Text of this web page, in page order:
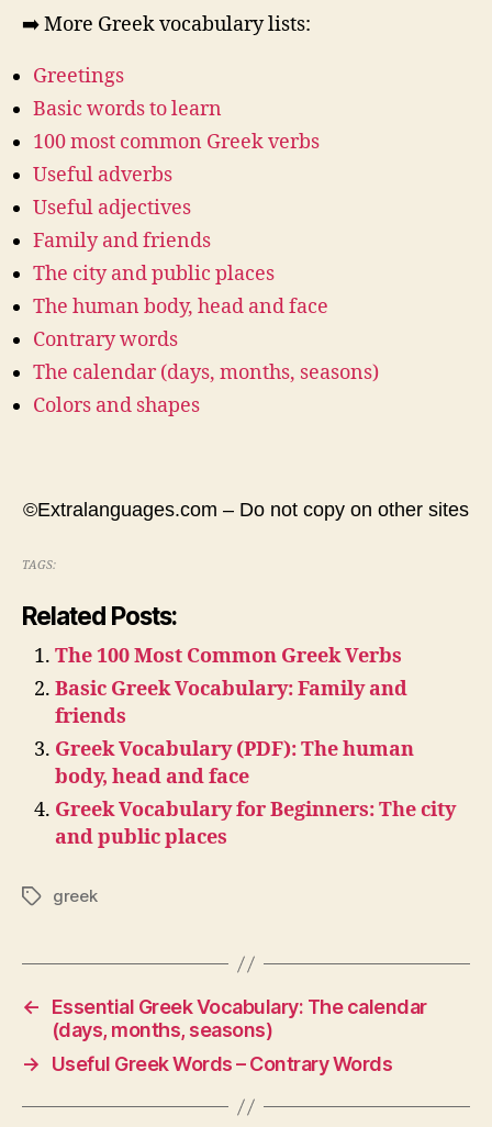
➡️ More Greek vocabulary lists:
Greetings
Basic words to learn
100 most common Greek verbs
Useful adverbs
Useful adjectives
Family and friends
The city and public places
The human body, head and face
Contrary words
The calendar (days, months, seasons)
Colors and shapes
©Extralanguages.com – Do not copy on other sites
TAGS:
Related Posts:
The 100 Most Common Greek Verbs
Basic Greek Vocabulary: Family and
friends
Greek Vocabulary (PDF): The human
body, head and face
Greek Vocabulary for Beginners: The city
and public places
Tagsgreek
←
Essential Greek Vocabulary: The calendar
(days, months, seasons)
→
Useful Greek Words – Contrary Words